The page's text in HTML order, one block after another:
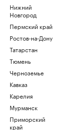
Нижний
Новгород
Пермский край
Ростов-на-Дону
Татарстан
Тюмень
Черноземье
Кавказ
Карелия
Мурманск
Приморский
край